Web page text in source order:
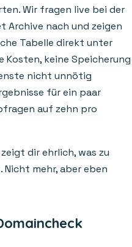
Wir fragen live bei der
Archive nach und zeigen
Tabelle direkt unter
Kosten, keine Speicherung
nicht unnötig
für ein paar
auf zehn pro
dir ehrlich, was zu
mehr, aber eben